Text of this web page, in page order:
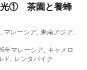
光① 茶園と養蜂
, マレーシア, 東南アジア,
年マレーシア, キャメロ
ド, レンタバイク